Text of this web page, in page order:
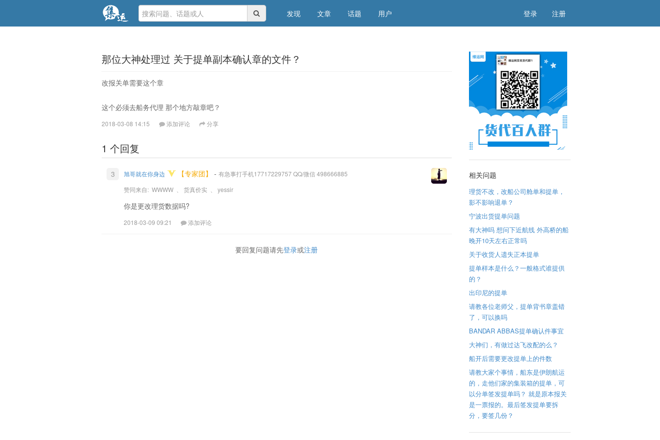
发现 文章 话题 用户 注册
登录
那位大神处理过 关于提单副本确认章的文件？
改报关单需要这个章
这个必须去船务代理 那个地方敲章吧？
2018-03-08 14:15 添加评论 分享
1 个回复
3 旭哥就在你身边 【专家团】 - 有急事打手机17717229757 QQ/微信 498666885
赞同来自: WWWW 货真价实 yessir
你是更改理货数据吗?
2018-03-09 09:21 添加评论
要回复问题请先登录或注册
相关问题
理货不改，改船公司舱单和提单，
影不影响退单？
宁波出货提单问题
有大神吗 想问下近航线 外高桥的船
晚开10天左右正常吗
关于收货人遗失正本提单
提单样本是什么？一般格式谁提供
的？
出印尼的提单
请教各位老师父，提单背书章盖错
了，可以换吗
BANDAR ABBAS提单确认件事宜
大神们，有做过达飞改配的么？
船开后需要更改提单上的件数
请教大家个事情，船东是伊朗航运
的，走他们家的集装箱的提单，可
以分单签发提单吗？ 就是原本报关
是一票报的。最后签发提单要拆
分，要签几份？